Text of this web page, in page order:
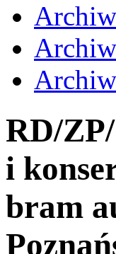
RD/
i
bram